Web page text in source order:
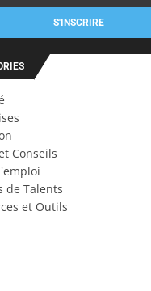
S'INSCRIRE
Conseils
de Talents
et Outils